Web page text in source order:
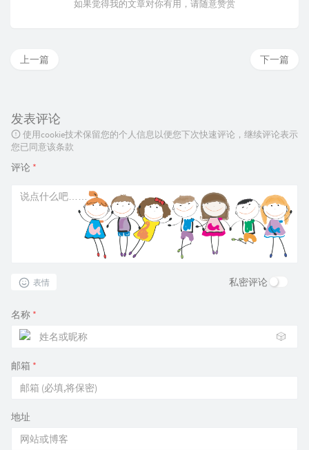
如果觉得我的文章对你有用，请随意赞赏
下一篇
上一篇
发表评论
使用cookie技术保留您的个人信息以便您下次快速评论，继续评论表示
您已同意该条款
评论 *
表情 私密评论
名称 *
🎲
邮箱 *
地址